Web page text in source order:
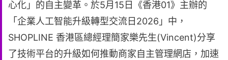
心化」的自主變革。於5月15日《香港01》主辦的
「企業人工智能升級轉型交流日2026」中，
SHOPLINE 香港區總經理簡家樂先生(Vincent)分享
了技術平台的升級如何推動商家自主管理網店，加速